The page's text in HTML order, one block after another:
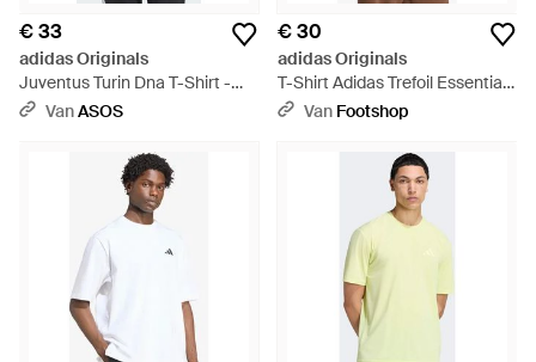
€ 33
adidas Originals
Juventus Turin Dna T-Shirt -
Wit VanASOS
€ 30
adidas Originals
T-Shirt Adidas Trefoil Essentials
Washed Loose Dropped
Van Footshop